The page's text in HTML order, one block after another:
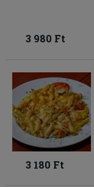
3 980 Ft
3 180 Ft